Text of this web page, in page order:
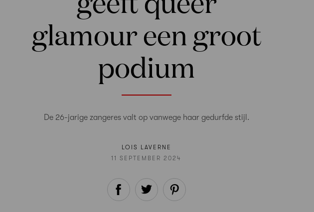
glamour een groot
podium
De 26-jarige zangeres valt op vanwege haar gedurfde stijl.
LOIS LAVERNE
11 SEPTEMBER 2024